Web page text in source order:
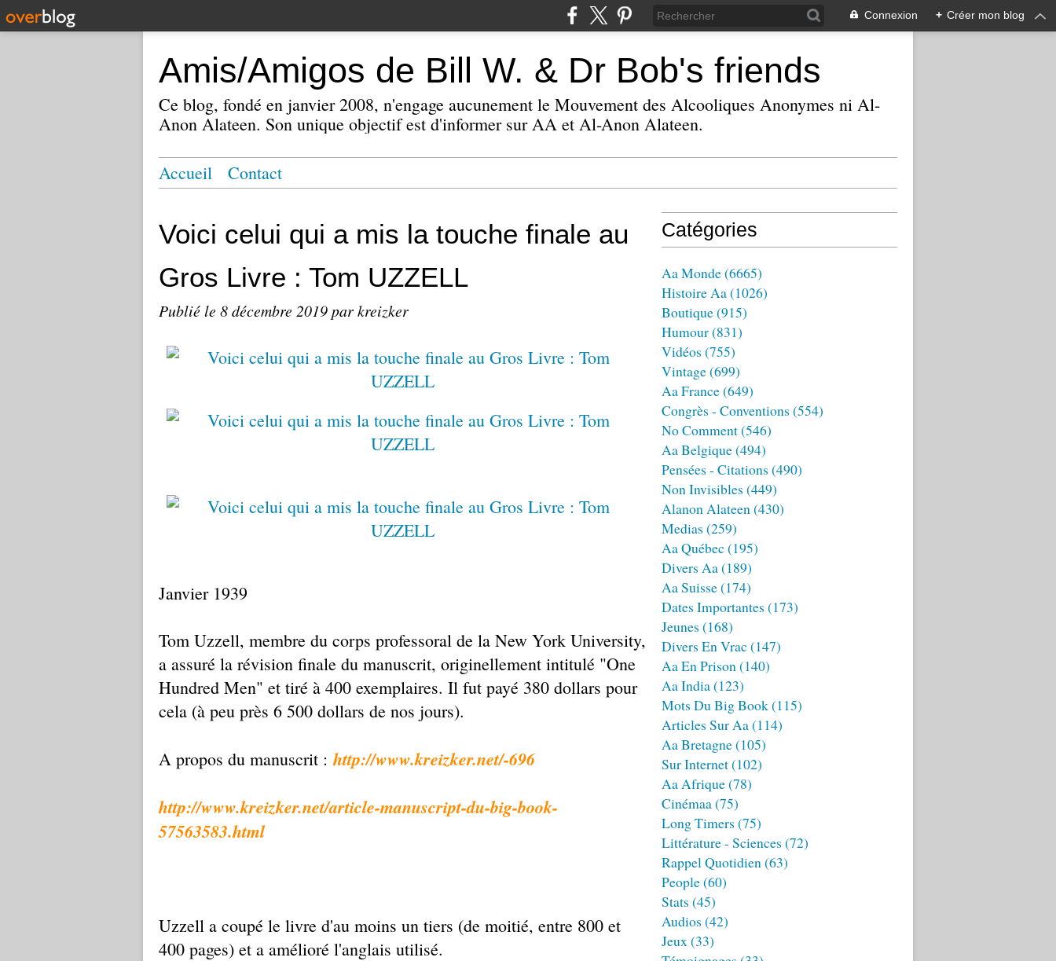
Connexion + Créer mon blog
Amis/Amigos de Bill W. & Dr Bob's friends
Ce blog, fondé en janvier 2008, n'engage aucunement le Mouvement des Alcooliques Anonymes ni Al-
Anon Alateen. Son unique objectif est d'informer sur AA et Al-Anon Alateen.
Accueil Contact
Voici celui qui a mis la touche finale au
Gros Livre : Tom UZZELL
Publié le 8 décembre 2019par kreizker
Janvier 1939
Tom Uzzell, membre du corps professoral de la New York University,
a assuré la révision finale du manuscrit, originellement intitulé "One
Hundred Men" et tiré à 400 exemplaires. Il fut payé 380 dollars pour
cela (à peu près 6 500 dollars de nos jours).
A propos du manuscrit :http://www.kreizker.net/-696
http://www.kreizker.net/article-manuscript-du-big-book-
57563583.html
Uzzell a coupé le livre d'au moins un tiers (de moitié, entre 800 et
400 pages) et a amélioré l'anglais utilisé.
Catégories
Aa Monde(6665)
Histoire Aa(1026)
Boutique(915)
Humour(831)
Vidéos (755)
Vintage(699)
Aa France(649)
Congrès - Conventions (554)
No Comment(546)
Aa Belgique(494)
Pensées - Citations (490)
Non Invisibles (449)
Alanon Alateen(430)
Medias (259)
Aa Québec (195)
Divers Aa(189)
Aa Suisse(174)
Dates Importantes (173)
Jeunes (168)
Divers En Vrac (147)
Aa En Prison(140)
Aa India(123)
Mots Du Big Book(115)
Articles Sur Aa(114)
Aa Bretagne(105)
Sur Internet(102)
Aa Afrique(78)
Cinémaa(75)
Long Timers (75)
Littérature - Sciences (72)
Rappel Quotidien(63)
People(60)
Stats (45)
Audios (42)
Jeux(33)